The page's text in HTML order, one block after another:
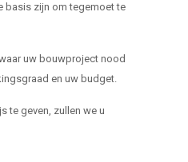
basis zijn om tegemoet te
uw bouwproject nood
en uw budget.
te geven, zullen we u